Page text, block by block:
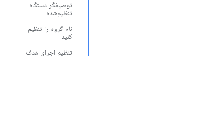
توصیفگر دستگاه
تنظیم‌شده
نام گروه را تنظیم
کنید
تنظیم اجرای هدف